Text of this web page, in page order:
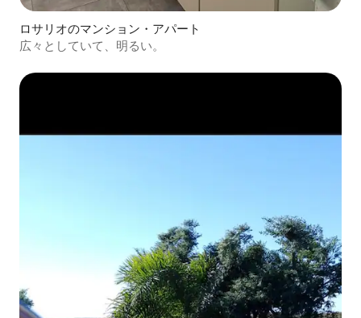
ロサリオのマンション・アパート
広々としていて、明るい。